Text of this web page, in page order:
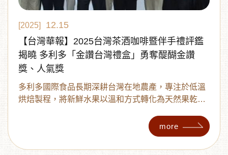
[2025]
12.15
【台灣華報】2025台灣茶酒咖啡暨伴手禮評鑑
揭曉 多利多「金讚台灣禮盒」勇奪醍醐金讚
獎、人氣獎
多利多國際食品長期深耕台灣在地農產，專注於低溫
烘焙製程，將新鮮水果以溫和方式轉化為天然果乾。
甜味，更避免高溫加工造成的營養流失，讓消費者能
在日常生活中安心品嚐台灣水果的純粹風味。品牌亦
透過穩定契作與收購機制，協助農民因應盛產期銷售
more